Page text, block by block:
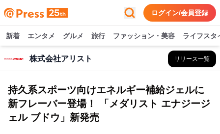
ログイン/会員登録
新着 エンタメ グルメ 旅行 ファッション・美容 ライフスタ
株式会社アリスト リリース一覧
持久系スポーツ向けエネルギー補給ジェルに
新フレーバー登場！ 「メダリスト エナジージ
ェル ブドウ」新発売